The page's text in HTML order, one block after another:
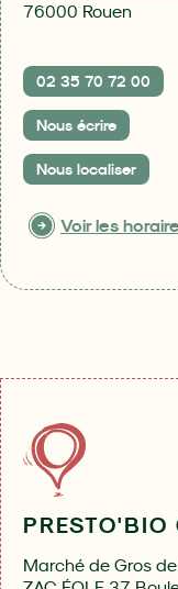
76000 Rouen
02 35 70 72 00
Nous écrire
Nous localiser
Voir les
PRESTO'BIO
Marché de Gros